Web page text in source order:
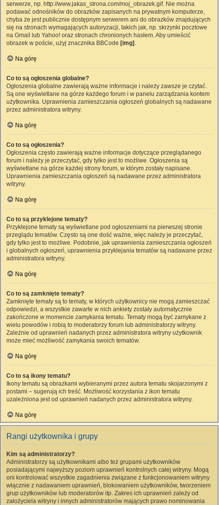
serwerze, np. http://www.jakas_strona.com/moj_obrazek.gif. Nie można
podawać odnośników do obrazków zapisanych na prywatnym komputerze,
chyba że jest publicznie dostępnym serwerem ani do obrazków znajdujących
się na stronach wymagających autoryzacji, takich jak, np. skrzynki pocztowe
na Gmail lub Yahoo! oraz stronach chronionych hasłem. Aby umieścić
obrazek w poście, użyj znacznika BBCode [img] .
Na górę
Co to są ogłoszenia globalne?
Ogłoszenia globalne zawierają ważne informacje i należy zawsze je czytać.
Są one wyświetlane na górze każdego forum i w panelu zarządzania kontem
użytkownika. Uprawnienia zamieszczania ogłoszeń globalnych są nadawane
przez administratora witryny.
Na górę
Co to są ogłoszenia?
Ogłoszenia często zawierają ważne informacje dotyczące przeglądanego
forum i należy je przeczytać, gdy tylko jest to możliwe. Ogłoszenia są
wyświetlane na górze każdej strony forum, w którym zostały napisane.
Uprawnienia zamieszczania ogłoszeń są nadawane przez administratora
witryny.
Na górę
Co to są przyklejone tematy?
Przyklejone tematy są wyświetlane pod ogłoszeniami na pierwszej stronie
przeglądu tematów. Często są one dość ważne, więc należy je przeczytać,
gdy tylko jest to możliwe. Podobnie, jak uprawnienia zamieszczania ogłoszeń
i globalnych ogłoszeń, uprawnienia przyklejania tematów są nadawane przez
administratora witryny.
Na górę
Co to są zamknięte tematy?
Zamknięte tematy są to tematy, w których użytkownicy nie mogą zamieszczać
odpowiedzi, a wszystkie zawarte w nich ankiety zostały automatycznie
zakończone w momencie zamykania tematu. Tematy mogą być zamykane z
wielu powodów i robią to moderatorzy forum lub administratorzy witryny.
Zależnie od uprawnień nadanych przez administratora witryny użytkownik
może mieć możliwość zamykania swoich tematów.
Na górę
Co to są ikony tematu?
Ikony tematu są obrazkami wybieranymi przez autora tematu skojarzonymi z
postami – sugerują ich treść. Możliwość korzystania z ikon tematu
uzależniona jest od uprawnień nadanych przez administratora witryny.
Na górę
Rangi użytkownika i grupy
Kim są administratorzy?
Administratorzy są użytkownikami albo też grupami użytkowników
posiadającymi najwyższy poziom uprawnień kontrolnych całej witryny. Mogą
oni kontrolować wszystkie zagadnienia związane z funkcjonowaniem witryny
włącznie z nadawaniem uprawnień, blokowaniem użytkowników, tworzeniem
grup użytkowników lub moderatorów itp. Zakres ich uprawnień zależy od
założyciela witryny i innych administratorów mających prawo nominowania